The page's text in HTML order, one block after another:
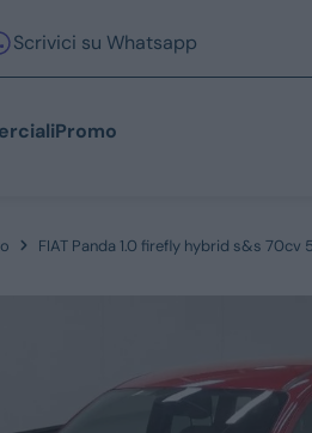
Scrivici su Whatsapp
Promo
FIAT Panda 1.0 firefly hybrid s&s 70cv